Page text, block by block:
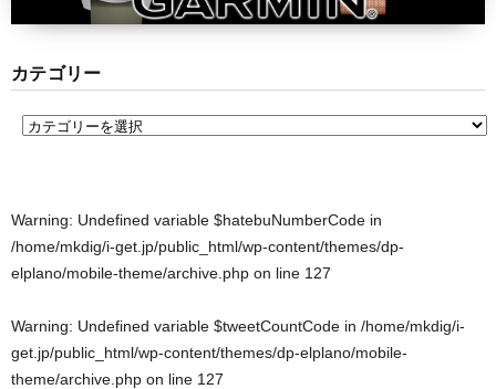
カテゴリー
Warning: Undefined variable $hatebuNumberCode in
/home/mkdig/i-get.jp/public_html/wp-content/themes/dp-
elplano/mobile-theme/archive.php on line 127
Warning: Undefined variable $tweetCountCode in /home/mkdig/i-
get.jp/public_html/wp-content/themes/dp-elplano/mobile-
theme/archive.php on line 127